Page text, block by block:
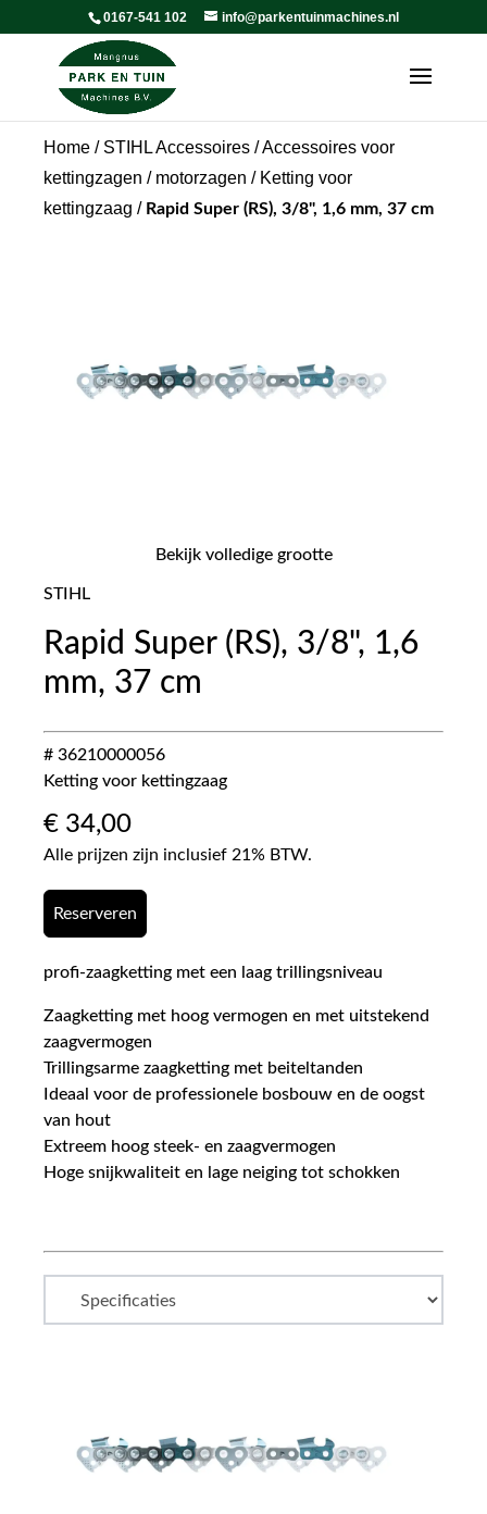
0167-541 102 info@parkentuinmachines.nl
Home / STIHL Accessoires /Accessoires voor
kettingzagen / motorzagen / Ketting voor
kettingzaag / Rapid Super (RS), 3/8", 1,6 mm, 37 cm
Bekijk volledige grootte
STIHL
Rapid Super (RS), 3/8", 1,6
mm, 37 cm
# 36210000056
Ketting voor kettingzaag
€ 34,00
Alle prijzen zijn inclusief 21% BTW.
Reserveren
profi-zaagketting met een laag trillingsniveau
Zaagketting met hoog vermogen en met uitstekend
zaagvermogen
Trillingsarme zaagketting met beiteltanden
Ideaal voor de professionele bosbouw en de oogst
van hout
Extreem hoog steek- en zaagvermogen
Hoge snijkwaliteit en lage neiging tot schokken